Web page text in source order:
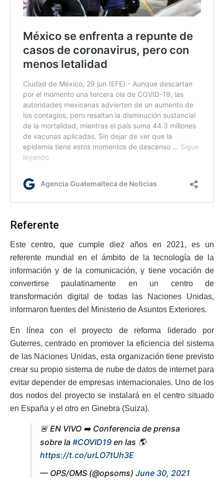
Referente
Este centro, que cumple diez años en 2021, es un
referente mundial en el ámbito de la tecnología de la
información y de la comunicación, y tiene vocación de
convertirse paulatinamente en un centro de
transformación digital de todas las Naciones Unidas,
informaron fuentes del Ministerio de Asuntos Exteriores.
En línea con el proyecto de reforma liderado por
Guterres, centrado en promover la eficiencia del sistema
de las Naciones Unidas, esta organización tiene previsto
crear su propio sistema de nube de datos de internet para
evitar depender de empresas internacionales. Uno de los
dos nodos del proyecto se instalará en el centro situado
en España y el otro en Ginebra (Suiza).
🚨 EN VIVO ➡️ Conferencia de prensa
sobre la #COVID19 en las 🌎
https://t.co/urLO7tUh3E
— OPS/OMS (@opsoms) June 30, 2021